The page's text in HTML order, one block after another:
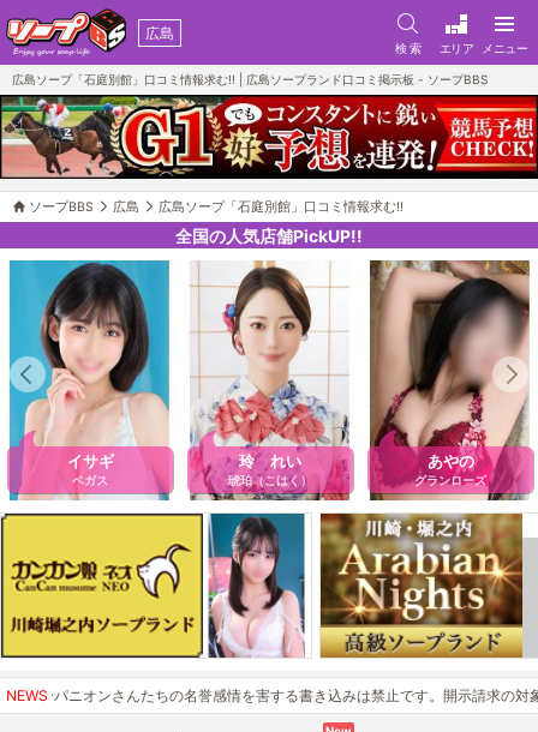
広島
検 索 エリア メニュー
広島ソープ「石庭別館」口コミ情報求む!! | 広島ソープランド口コミ掲示板 - ソープBBS
ソープBBS 広島 広島ソープ「石庭別館」口コミ情報求む!!
全国の人気店舗PickUP!!
イサギ
ベガス
玲 れい
琥珀（こはく）
あやの
グランローズ
NEWS
オンさんたちの名誉感情を害する書き込みは禁止です。開示請求の対象にもな